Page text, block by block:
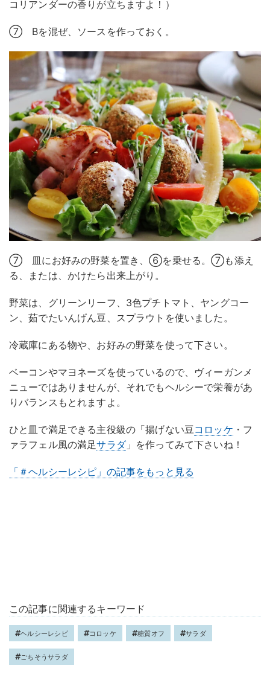
コリアンダーの香りが立ちますよ！）
⑦ Bを混ぜ、ソースを作っておく。
⑦ 皿にお好みの野菜を置き、⑥を乗せる。⑦も添え
る、または、かけたら出来上がり。
野菜は、グリーンリーフ、3色プチトマト、ヤングコー
ン、茹でたいんげん豆、スプラウトを使いました。
冷蔵庫にある物や、お好みの野菜を使って下さい。
ベーコンやマヨネーズを使っているので、ヴィーガンメ
ニューではありませんが、それでもヘルシーで栄養があ
りバランスもとれますよ。
ひと皿で満足できる主役級の「揚げない豆コロッケ ・フ
ァラフェル風の満足サラダ」を作ってみて下さいね！
「＃ヘルシーレシピ」の記事をもっと見る
この記事に関連するキーワード
ヘルシーレシピ コロッケ 糖質オフ サラダ
ごちそうサラダ